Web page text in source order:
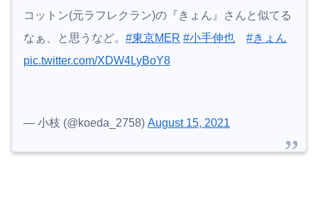
コットン(元ラフレクラン)の『きょん』さんと似てる
なぁ、と思うなど。 #東京MER #小手伸也
#きょん
pic.twitter.com/XDW4LyBoY8
— 小枝 (@koeda_2758) August 15, 2021